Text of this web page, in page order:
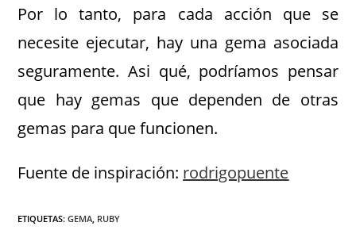
Por lo tanto, para cada acción que se
necesite ejecutar, hay una gema asociada
seguramente. Asi qué, podríamos pensar
que hay gemas que dependen de otras
gemas para que funcionen.
Fuente de inspiración: rodrigopuente
ETIQUETAS:GEMA, RUBY